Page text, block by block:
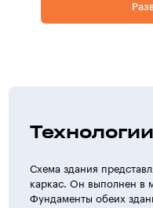
Технологии
Схема здания
каркас. Он выполнен в
Фундаменты обеих